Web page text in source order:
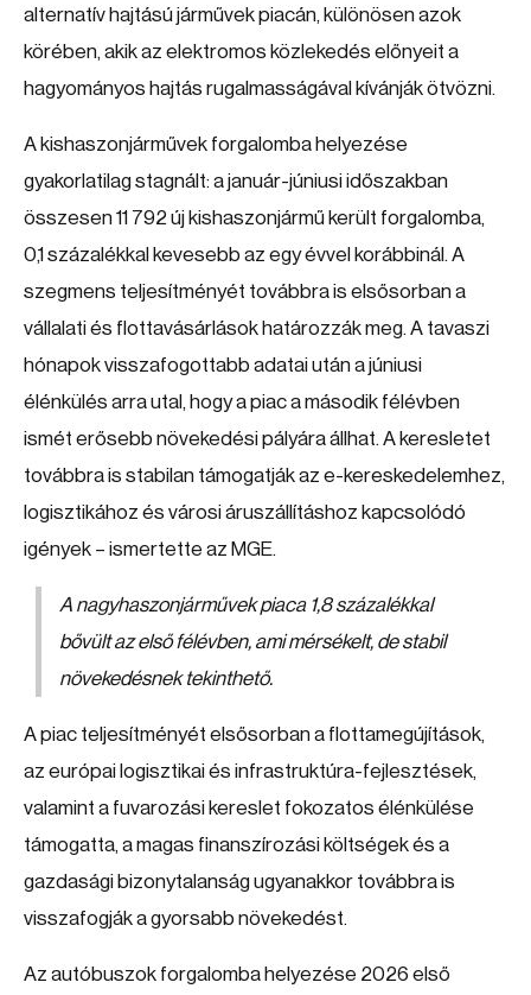
alternatív hajtású járművek piacán, különösen azok
körében, akik az elektromos közlekedés előnyeit a
hagyományos hajtás rugalmasságával kívánják ötvözni.
A kishaszonjárművek forgalomba helyezése
gyakorlatilag stagnált: a január-júniusi időszakban
összesen 11 792 új kishaszonjármű került forgalomba,
0,1 százalékkal kevesebb az egy évvel korábbinál. A
szegmens teljesítményét továbbra is elsősorban a
vállalati és flottavásárlások határozzák meg. A tavaszi
hónapok visszafogottabb adatai után a júniusi
élénkülés arra utal, hogy a piac a második félévben
ismét erősebb növekedési pályára állhat. A keresletet
továbbra is stabilan támogatják az e-kereskedelemhez,
logisztikához és városi áruszállításhoz kapcsolódó
igények – ismertette az MGE.
A nagyhaszonjárművek piaca 1,8 százalékkal
bővült az első félévben, ami mérsékelt, de stabil
növekedésnek tekinthető.
A piac teljesítményét elsősorban a flottamegújítások,
az európai logisztikai és infrastruktúra-fejlesztések,
valamint a fuvarozási kereslet fokozatos élénkülése
támogatta, a magas finanszírozási költségek és a
gazdasági bizonytalanság ugyanakkor továbbra is
visszafogják a gyorsabb növekedést.
Az autóbuszok forgalomba helyezése 2026 első